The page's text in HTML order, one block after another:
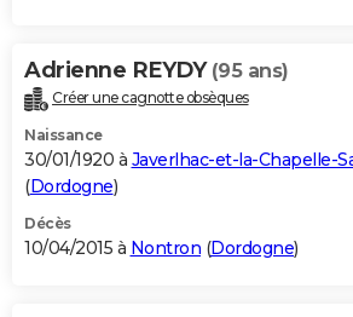
Adrienne REYDY (95 ans)
Créer une cagnotte obsèques
Naissance
30/01/1920 à Javerlhac-et-la-Chapelle-
(Dordogne)
Décès
10/04/2015 à Nontron (Dordogne)